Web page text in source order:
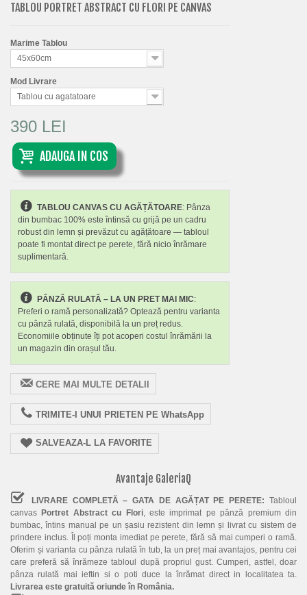
TABLOU PORTRET ABSTRACT CU FLORI PE CANVAS
Marime Tablou
45x60cm
Mod Livrare
Tablou cu agatatoare
390 LEI
ADAUGA IN COS
TABLOU CANVAS CU AGĂȚĂTOARE: Pânza
din bumbac 100% este întinsă cu grijă pe un cadru
robust din lemn și prevăzut cu agățătoare — tabloul
poate fi montat direct pe perete, fără nicio înrămare
suplimentară.
PÂNZĂ RULATĂ – LA UN PRET MAI MIC:
Preferi o ramă personalizată? Optează pentru varianta
cu pânză rulată, disponibilă la un preț redus.
Economiile obținute îți pot acoperi costul înrămării la
un magazin din orașul tău.
CERE MAI MULTE DETALII
TRIMITE-I UNUI PRIETEN PE WhatsApp
SALVEAZA-L LA FAVORITE
Avantaje GaleriaQ
LIVRARE COMPLETĂ – GATA DE AGĂȚAT PE PERETE:Tabloul
canvas Portret Abstract cu Flori, este imprimat pe pânză premium din
bumbac, întins manual pe un șasiu rezistent din lemn și livrat cu sistem de
prindere inclus. Îl poți monta imediat pe perete, fără să mai cumperi o ramă.
Oferim și varianta cu pânza rulată în tub, la un preț mai avantajos, pentru cei
care preferă să înrămeze tabloul după propriul gust. Cumperi, astfel, doar
pânza rulată mai ieftin si o poti duce la înrămat direct in localitatea ta.
Livrarea este gratuită oriunde în România.